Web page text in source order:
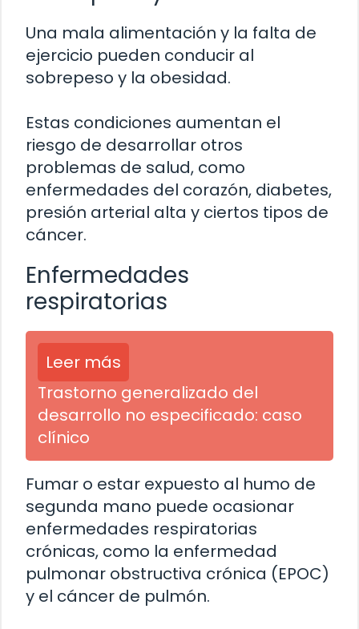
Una mala alimentación y la falta de
ejercicio pueden conducir al
sobrepeso y la obesidad.
Estas condiciones aumentan el
riesgo de desarrollar otros
problemas de salud, como
enfermedades del corazón, diabetes,
presión arterial alta y ciertos tipos de
cáncer.
Enfermedades
respiratorias
Leer más
Trastorno generalizado del
desarrollo no especificado: caso
clínico
Fumar o estar expuesto al humo de
segunda mano puede ocasionar
enfermedades respiratorias
crónicas, como la enfermedad
pulmonar obstructiva crónica (EPOC)
y el cáncer de pulmón.